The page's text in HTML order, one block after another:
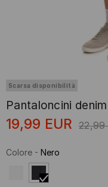
Scarsa disponibilità
Pantaloncini denim
19,99 EUR 22,99
Colore - Nero